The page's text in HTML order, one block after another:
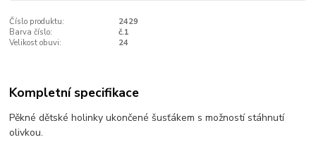
Číslo produktu:
2429
Barva číslo:
č.1
Velikost obuvi:
24
Kompletní specifikace
Pěkné dětské holinky ukončené šusťákem s možností stáhnutí
olivkou.